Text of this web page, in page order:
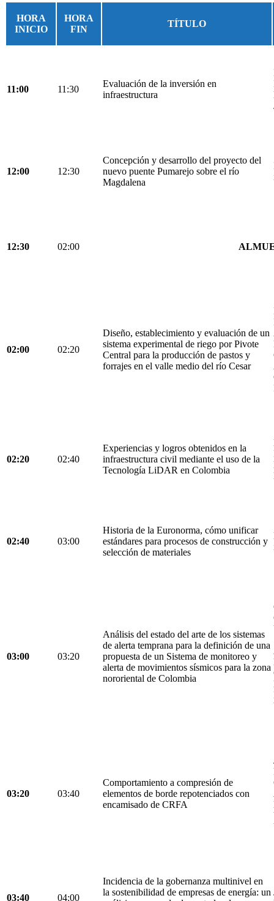
HORA
INICIO
HORA
FIN
TÍTULO
11:00 11:30
Evaluación de la inversión en
infraestructura
12:00 12:30
Concepción y desarrollo del proyecto del
nuevo puente Pumarejo sobre el río
Magdalena
12:30 02:00
02:00 02:20
Diseño, establecimiento y evaluación de un
sistema experimental de riego por Pivote
Central para la producción de pastos y
forrajes en el valle medio del río Cesar
02:20 02:40
Experiencias y logros obtenidos en la
infraestructura civil mediante el uso de la
Tecnología LiDAR en Colombia
02:40 03:00
Historia de la Euronorma, cómo unificar
estándares para procesos de construcción y
selección de materiales
03:00 03:20
Análisis del estado del arte de los sistemas
de alerta temprana para la definición de una
propuesta de un Sistema de monitoreo y
alerta de movimientos sísmicos para la zona
nororiental de Colombia
03:20 03:40
Comportamiento a compresión de
elementos de borde repotenciados con
encamisado de CRFA
03:40 04:00
Incidencia de la gobernanza multinivel en
la sostenibilidad de empresas de energía: un